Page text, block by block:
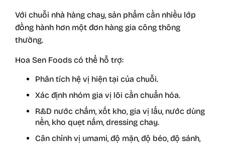
Với chuỗi nhà hàng chay, sản phẩm cần nhiều lớp
đồng hành hơn một đơn hàng gia công thông
thường.
Hoa Sen Foods có thể hỗ trợ:
Phân tích hệ vị hiện tại của chuỗi.
Xác định nhóm gia vị lõi cần chuẩn hóa.
R&D nước chấm, xốt kho, gia vị lẩu, nước dùng
nền, kho quẹt nấm, dressing chay.
Cân chỉnh vị umami, độ mặn, độ béo, độ sánh,